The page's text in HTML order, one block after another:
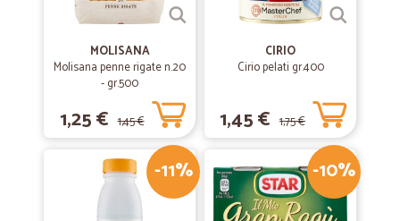
MOLISANA
Molisana penne rigate n.20
- gr.500
1,25 € 1,45 €
CIRIO
Cirio pelati gr.400
1,45 € 1,75 €
-11% -10%